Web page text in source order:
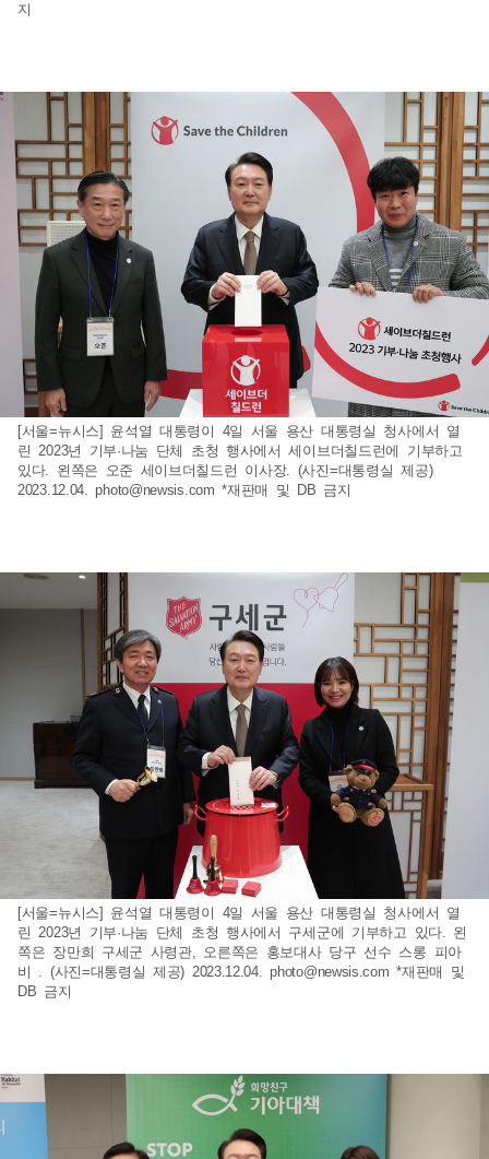
지
[서울=뉴시스] 윤석열 대통령이 4일 서울 용산 대통령실 청사에서 열
린 2023년 기부·나눔 단체 초청 행사에서 세이브더칠드런에 기부하고
있다. 왼쪽은 오준 세이브더칠드런 이사장. (사진=대통령실 제공)
2023.12.04.photo@newsis.com *재판매 및 DB 금지
[서울=뉴시스] 윤석열 대통령이 4일 서울 용산 대통령실 청사에서 열
린 2023년 기부·나눔 단체 초청 행사에서 구세군에 기부하고 있다. 왼
쪽은 장만희 구세군 사령관, 오른쪽은 홍보대사 당구 선수 스롱 피아
비 . (사진=대통령실 제공) 2023.12.04.photo@newsis.com *재판매 및
DB 금지